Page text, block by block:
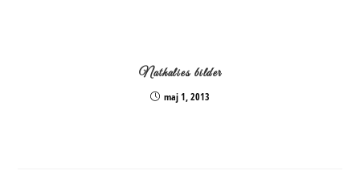
Nathalies bilder
maj 1, 2013